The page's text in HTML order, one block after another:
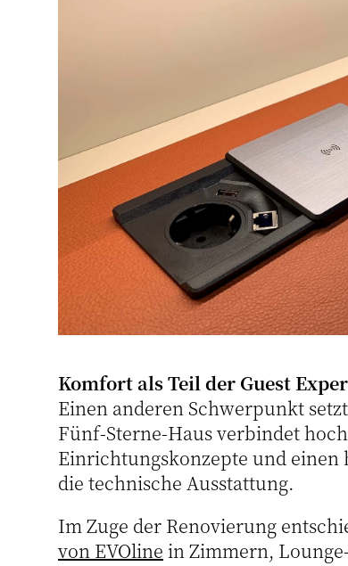
Komfort als Teil der Guest
Einen anderen Schwerpunkt
Fünf-Sterne-Haus verbindet
Einrichtungskonzepte und einen
die technische Ausstattung.
Im Zuge der Renovierung
von EVOline in Zimmern,